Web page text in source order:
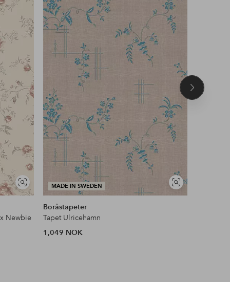
Vis
lignende
til
favoritter
Newbie
MADE IN SWEDEN
Vis
lignende
til
favoritter
Boråstapeter
Tapet Ulricehamn
1,049 NOK
Neste